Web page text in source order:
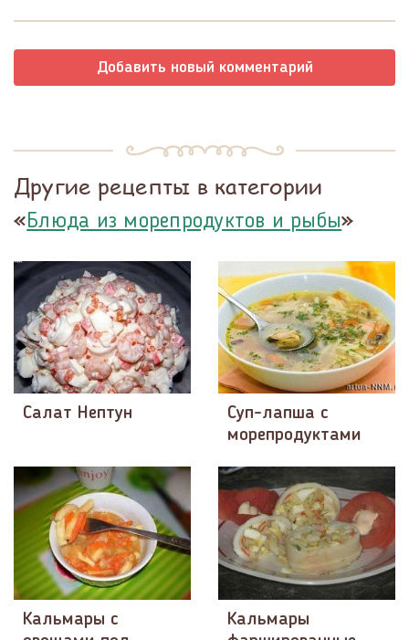
Добавить новый комментарий
Другие рецепты в категории
«Блюда из морепродуктов и рыбы»
Салат Нептун
Суп-лапша с
морепродуктами
Кальмары с
Кальмары